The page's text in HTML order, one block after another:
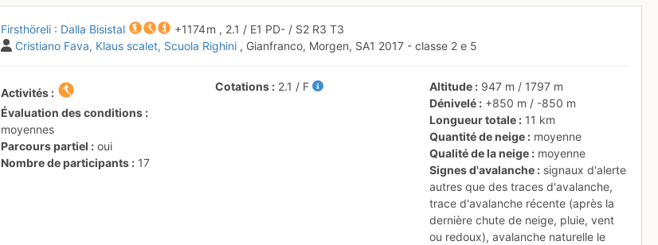
Firsthöreli : Dalla Bisistal +1174 m , 2.1 / E1 PD- / S2 R3T3
Cristiano Fava Klaus scalet Scuola Righini , Gianfranco, Morgen, SA1 2017 - classe 2 e 5
Activités
Évaluation des conditions
moyennes
Parcours partiel
oui
Nombre de participants
17
Cotations 2.1 / F Altitude 947 m / 1797 m
Dénivelé
+850 m / -850 m
Longueur totale
11 km
Quantité de neige
moyenne
Qualité de la neige
moyenne
Signes d'avalanche
signaux d'alerte
autres que des traces d'avalanche,
trace d'avalanche récente (après la
dernière chute de neige, pluie, vent
ou redoux),avalanche naturelle le